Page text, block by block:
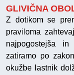
GLIVIČNA
Z dotikom se
praviloma
najpogostejša
zatiramo po
okužbe lastnik